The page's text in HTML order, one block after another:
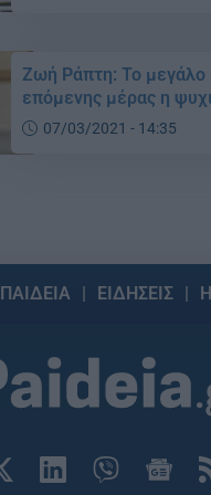
Ζωή Ράπτη: Το μεγάλο
επόμενης μέρας η
07/03/2021 - 14:35
ΠΑΙΔΕΙΑ ΕΙΔΗΣΕΙΣ